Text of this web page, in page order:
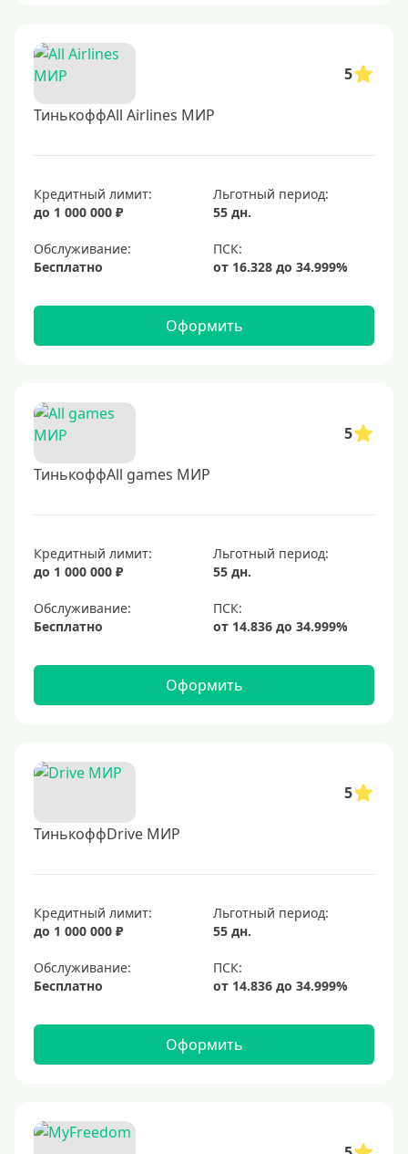
5
ТинькоффAll Airlines МИР
Кредитный лимит:
до 1 000 000 ₽
Льготный период:
55 дн.
Обслуживание:
Бесплатно
Оформить
5
ТинькоффAll games МИР
Кредитный лимит:
до 1 000 000 ₽
Льготный период:
55 дн.
Обслуживание:
Бесплатно
Оформить
5
ТинькоффDrive МИР
Кредитный лимит:
до 1 000 000 ₽
Льготный период:
55 дн.
Обслуживание:
Бесплатно
Оформить